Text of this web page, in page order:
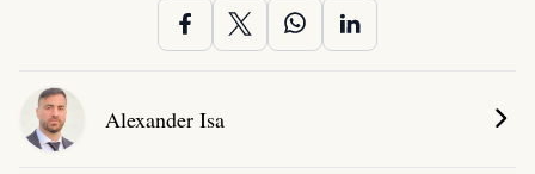
Alexander Isa